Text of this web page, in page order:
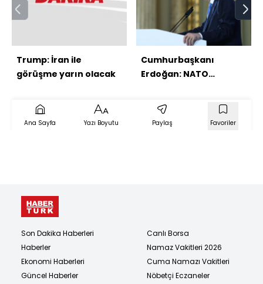
Trump: İran ile
görüşme yarın olacak
Cumhurbaşkanı
Erdoğan: NATO
muhafaza etmeli
Ana Sayfa Yazı Boyutu Paylaş Favoriler
Son Dakika Haberleri
Haberler
Ekonomi Haberleri
Güncel Haberler
Canlı Borsa
Namaz Vakitleri 2026
Cuma Namazı Vakitleri
Nöbetçi Eczaneler